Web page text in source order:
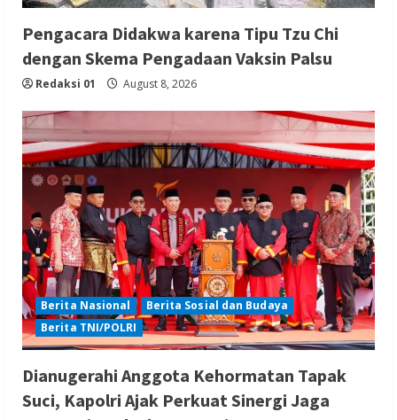
Pengacara Didakwa karena Tipu Tzu Chi
dengan Skema Pengadaan Vaksin Palsu
Redaksi 01 August 8, 2026
Berita Nasional
Berita Sosial dan Budaya
Berita TNI/POLRI
Dianugerahi Anggota Kehormatan Tapak
Suci, Kapolri Ajak Perkuat Sinergi Jaga